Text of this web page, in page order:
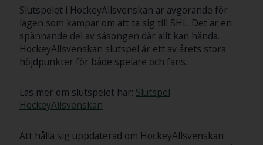
Slutspelet i HockeyAllsvenskan är avgörande för
lagen som kämpar om att ta sig till SHL. Det är en
spännande del av säsongen där allt kan hända.
HockeyAllsvenskan slutspel är ett av årets stora
höjdpunkter för både spelare och fans.
Läs mer om slutspelet här: Slutspel
HockeyAllsvenskan
Att hålla sig uppdaterad om HockeyAllsvenskan